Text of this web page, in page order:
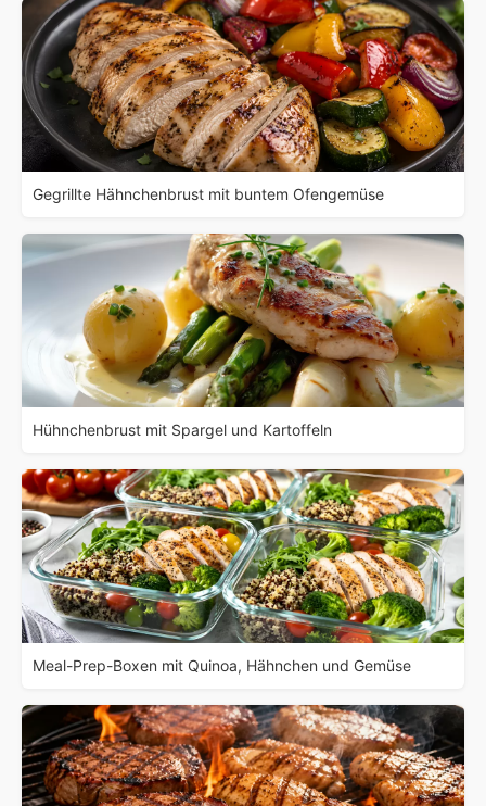
Gegrillte Hähnchenbrust mit buntem Ofengemüse
Hühnchenbrust mit Spargel und Kartoffeln
Meal-Prep-Boxen mit Quinoa, Hähnchen und Gemüse